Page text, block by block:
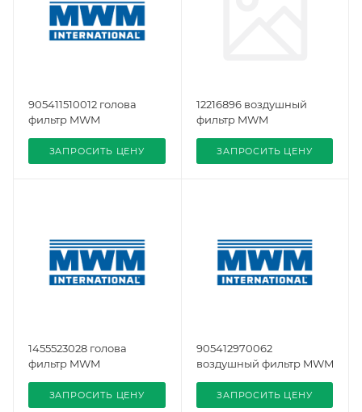
905411510012 голова
фильтр MWM
ЗАПРОСИТЬ ЦЕНУ
12216896 воздушный
фильтр MWM
ЗАПРОСИТЬ ЦЕНУ
1455523028 голова
фильтр MWM
ЗАПРОСИТЬ ЦЕНУ
905412970062
воздушный фильтр MWM
ЗАПРОСИТЬ ЦЕНУ